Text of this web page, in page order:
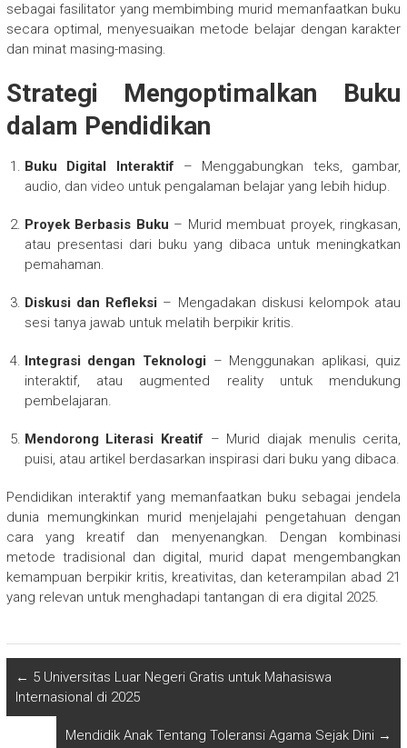
sebagai fasilitator yang membimbing murid memanfaatkan buku
secara optimal, menyesuaikan metode belajar dengan karakter
dan minat masing-masing.
Strategi Mengoptimalkan Buku
dalam Pendidikan
Buku Digital Interaktif – Menggabungkan teks, gambar,
audio, dan video untuk pengalaman belajar yang lebih hidup.
Proyek Berbasis Buku – Murid membuat proyek, ringkasan,
atau presentasi dari buku yang dibaca untuk meningkatkan
pemahaman.
Diskusi dan Refleksi – Mengadakan diskusi kelompok atau
sesi tanya jawab untuk melatih berpikir kritis.
Integrasi dengan Teknologi – Menggunakan aplikasi, quiz
interaktif, atau augmented reality untuk mendukung
pembelajaran.
Mendorong Literasi Kreatif – Murid diajak menulis cerita,
puisi, atau artikel berdasarkan inspirasi dari buku yang dibaca.
Pendidikan interaktif yang memanfaatkan buku sebagai jendela
dunia memungkinkan murid menjelajahi pengetahuan dengan
cara yang kreatif dan menyenangkan. Dengan kombinasi
metode tradisional dan digital, murid dapat mengembangkan
kemampuan berpikir kritis, kreativitas, dan keterampilan abad 21
yang relevan untuk menghadapi tantangan di era digital 2025.
← 5 Universitas Luar Negeri Gratis untuk Mahasiswa
Internasional di 2025
Mendidik Anak Tentang Toleransi Agama Sejak Dini →